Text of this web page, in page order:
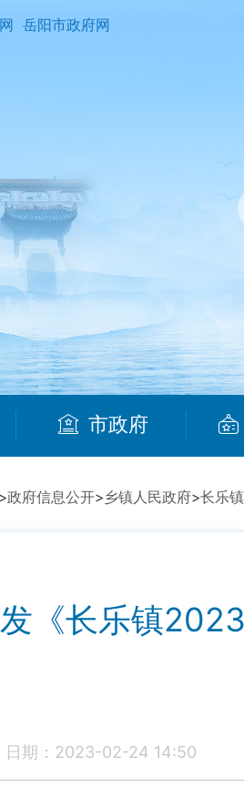
岳阳市政府网
市政府
>政府信息公开>乡镇人民政府>长乐镇
《长乐镇
日期：2023-02-24 14:50